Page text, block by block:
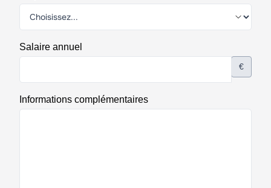
Salaire annuel
€
Informations complémentaires